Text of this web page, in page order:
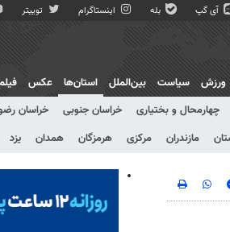
آی گپ بله اینستاگرام توییتر
ورزش سیاست بین‌الملل
استان‌ها
چهارمحال و بختیاری خراسان جنوبی خراسان
مازندران مرکزی هرمزگان همدان یزد
عکس